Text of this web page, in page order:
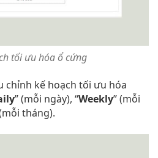
tối ưu hóa ổ cứng
chỉnh kế hoạch tối ưu hóa
” (mỗi ngày), “Weekly” (mỗi
tháng).